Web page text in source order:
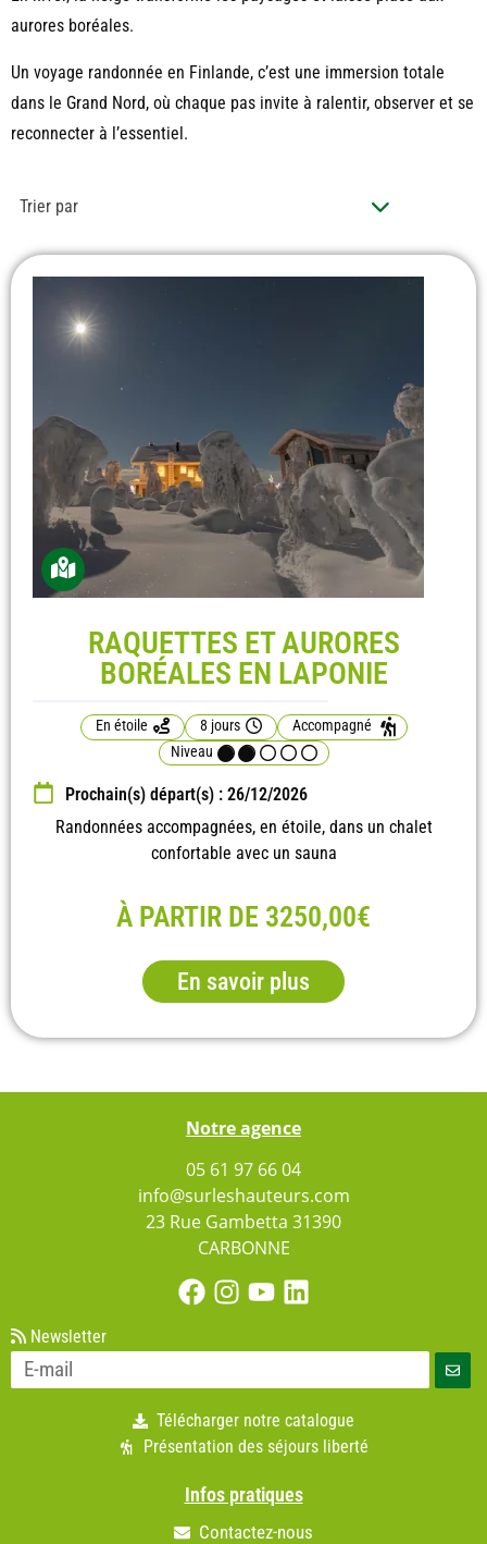
aurores boréales.
Un voyage randonnée en Finlande, c’est une immersion totale
dans le Grand Nord, où chaque pas invite à ralentir, observer et se
reconnecter à l’essentiel.
Trier par
RAQUETTES ET AURORES
BORÉALES EN LAPONIE
En étoile 8 jours
Accompagné
Niveau
Prochain(s) départ(s) : 26/12/2026
Randonnées accompagnées, en étoile, dans un chalet
confortable avec un sauna
À PARTIR DE 3250,00€
En savoir plus
Notre agence
05 61 97 66 04
info@surleshauteurs.com
23 Rue Gambetta 31390
CARBONNE
Newsletter
Télécharger notre catalogue
Présentation des séjours liberté
Infos pratiques
Contactez-nous